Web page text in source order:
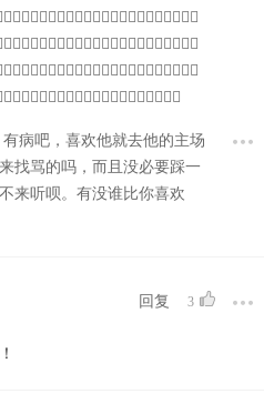
有病吧，喜欢他就去他的主场
找骂的吗，而且没必要踩一
来听呗。有没谁比你喜欢
回复 3